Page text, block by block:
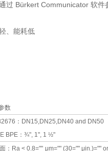
过 Bürkert Communicator 软件
、能耗低
数
：DN15,DN25,DN40 and DN50
BPE：¾", 1", 1 ½"
：Ra < 0.8="" μm="" (30="" μin.)=""